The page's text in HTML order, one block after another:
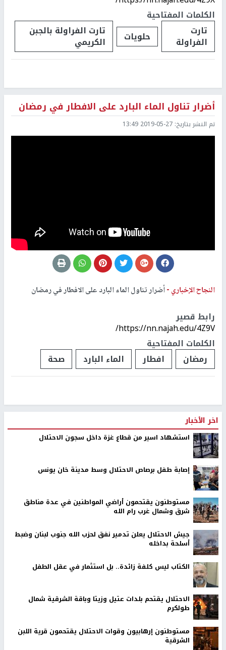
الكلمات المفتاحية
تارت
الفراولة حلويات تارت الفراولة بالجبن
الكريمي
أضرار تناول الماء البارد على الافطار في رمضان
تم النشر بتاريخ: 2019-05-27 13:49
النجاح الإخباري -أضرار تناول الماء البارد على الافطار في رمضان
رابط قصير
https://nn.najah.edu/4Z9V/
الكلمات المفتاحية
رمضان
افطار الماء البارد صحة
اخر الأخبار
استشهاد اسير من قطاع غزة داخل سجون الاحتلال
إصابة طفل برصاص الاحتلال وسط مدينة خان يونس
مستوطنون يقتحمون أراضي المواطنين في عدة مناطق
شرق وشمال غرب رام الله
جيش الاحتلال يعلن تدمير نفق لحزب الله جنوب لبنان وضبط
أسلحة بداخله
الكتاب ليس كلفة زائدة.. بل استثمار في عقل الطفل
الاحتلال يقتحم بلدات عتيل وزيتا وباقة الشرقية شمال
طولكرم
مستوطنون إرهابيون وقوات الاحتلال يقتحمون قرية اللبن
الشرقية